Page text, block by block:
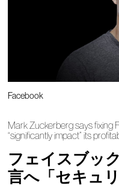
Facebook
Mark Zuckerberg says fixing
“significantly impact” its
フェイスブッ
言へ「セキュ